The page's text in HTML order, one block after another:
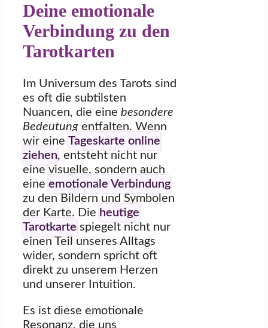
Deine emotionale
Verbindung zu den
Tarotkarten
Im Universum des Tarots sind
es oft die subtilsten
Nuancen, die eine besondere
Bedeutung entfalten. Wenn
wir eine Tageskarte online
ziehen, entsteht nicht nur
eine visuelle, sondern auch
eine emotionale Verbindung
zu den Bildern und Symbolen
der Karte. Die heutige
Tarotkarte spiegelt nicht nur
einen Teil unseres Alltags
wider, sondern spricht oft
direkt zu unserem Herzen
und unserer Intuition.
Es ist diese emotionale
Resonanz, die uns